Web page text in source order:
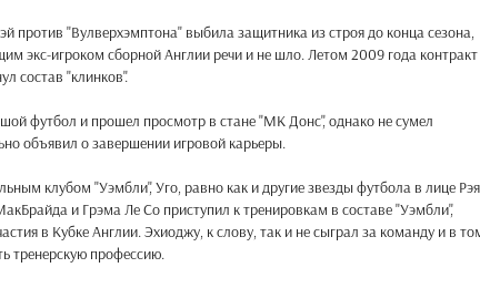
против "Вулверхэмптона" выбила защитника из строя до конца сезона,
экс-игроком сборной Англии речи и не шло. Летом 2009 года контракт
состав "клинков".
футбол и прошел просмотр в стане "МК Донс", однако не сумел
объявил о завершении игровой карьеры.
клубом "Уэмбли", Уго, равно как и другие звезды футбола в лице Рэя
и Грэма Ле Со приступил к тренировкам в составе "Уэмбли",
в Кубке Англии. Эхиоджу, к слову, так и не сыграл за команду и в
тренерскую профессию.